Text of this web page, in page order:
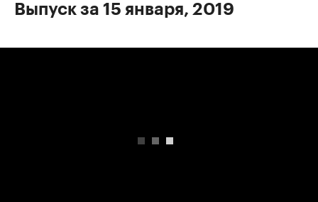
Выпуск за 15 января, 2019